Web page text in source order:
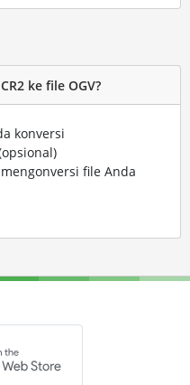
ke file OGV?
konversi
file Anda